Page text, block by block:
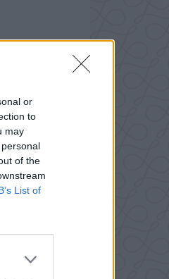
or
to
may
of the
List of